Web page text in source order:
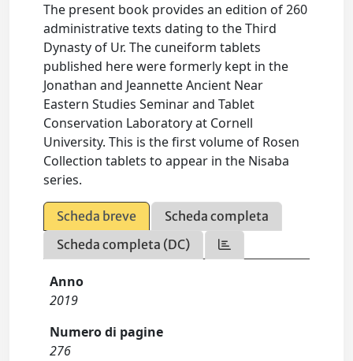
The present book provides an edition of 260
administrative texts dating to the Third
Dynasty of Ur. The cuneiform tablets
published here were formerly kept in the
Jonathan and Jeannette Ancient Near
Eastern Studies Seminar and Tablet
Conservation Laboratory at Cornell
University. This is the first volume of Rosen
Collection tablets to appear in the Nisaba
series.
Scheda breve
Scheda completa
Scheda completa (DC)
Anno
2019
Numero di pagine
276